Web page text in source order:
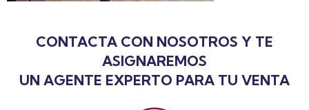
CONTACTA CON NOSOTROS Y TE
ASIGNAREMOS
UN AGENTE EXPERTO PARA TU VENTA